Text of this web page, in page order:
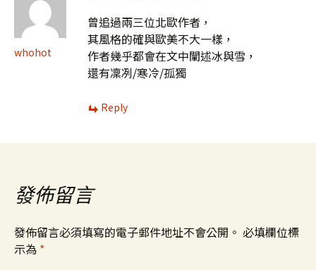
whohot
曾追過兩三位北歐作者，
其風格的確與歐美不大一樣，
作者幾乎都會在文中闡述冰與雪，
還有凜冽/寒冷/孤獨
Reply
發佈留言
發佈留言必須填寫的電子郵件地址不會公開。 必填欄位標
示為 *